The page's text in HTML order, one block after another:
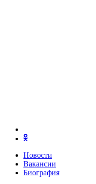
Новости
Вакансии
Биография